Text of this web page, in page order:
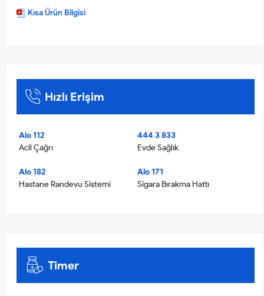
Kısa Ürün Bilgisi
Hızlı Erişim
Alo 112
Acil Çağrı
444 3 833
Evde Sağlık
Alo 182
Hastane Randevu Sistemi
Alo 171
Sigara Bırakma Hattı
Timer